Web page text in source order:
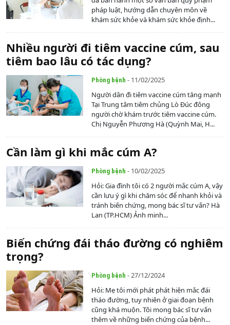
pháp luật, hướng dẫn chuyên môn về
khám sức khỏe và khám sức khỏe định...
Nhiều người đi tiêm vaccine cúm, sau
tiêm bao lâu có tác dụng?
Phòng bệnh - 11/02/2025
Người dân đi tiêm vaccine cúm tăng mạnh
Tại Trung tâm tiêm chủng Lò Đúc đông
người chờ khám trước tiêm vaccine cúm.
Chị Nguyễn Phương Hà (Quỳnh Mai, H...
Cần làm gì khi mắc cúm A?
Phòng bệnh - 10/02/2025
Hỏi: Gia đình tôi có 2 người mắc cúm A, vậy
cần lưu ý gì khi chăm sóc để nhanh khỏi và
tránh biến chứng, mong bác sĩ tư vấn? Hà
Lan (TP.HCM) Ảnh minh...
Biến chứng đái tháo đường có nghiêm
trọng?
Phòng bệnh - 27/12/2024
Hỏi: Mẹ tôi mới phát phát hiện mắc đái
tháo đường, tuy nhiên ở giai đoạn bệnh
cũng khá muộn. Tôi mong bác sĩ tư vấn
thêm về những biến chứng của bệnh...